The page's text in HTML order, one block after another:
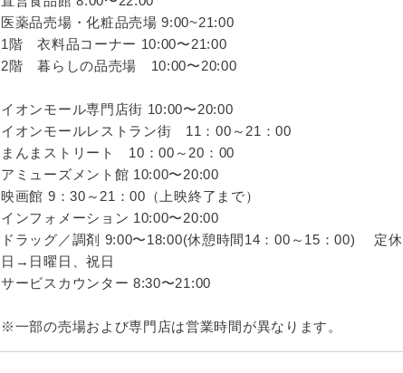
医薬品売場・化粧品売場 9:00~21:00
1階 衣料品コーナー 10:00〜21:00
2階 暮らしの品売場 10:00〜20:00
イオンモール専門店街 10:00〜20:00
イオンモールレストラン街 11：00～21：00
まんまストリート 10：00～20：00
アミューズメント館 10:00〜20:00
映画館 9：30～21：00（上映終了まで）
インフォメーション 10:00〜20:00
ドラッグ／調剤 9:00〜18:00(休憩時間14：00～15：00) 定休
日→日曜日、祝日
サービスカウンター 8:30〜21:00
※一部の売場および専門店は営業時間が異なります。